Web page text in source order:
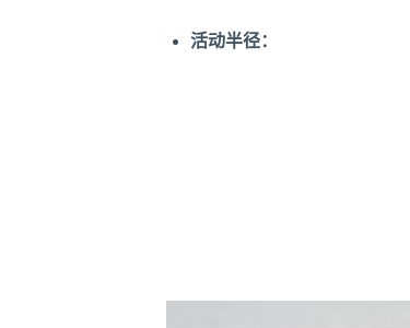
活动半径：